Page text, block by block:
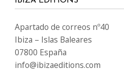
Apartado de correos nº40
Ibiza – Islas Baleares
07800 España
info@ibizaeditions.com